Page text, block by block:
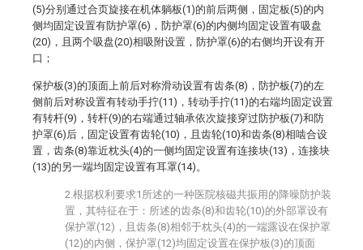
(5)分别通过合页旋接在机体躺板(1)的前后两侧，固定板(5)的内
侧均固定设置有防护罩(6)，防护罩(6)的内侧均固定设置有吸盘
(20)，且两个吸盘(20)相吸附设置，防护罩(6)的右侧均开设有开
口；
保护板(3)的顶面上前后对称滑动设置有齿条(8)，防护板(7)的左
侧前后对称设置有转动手拧(11)，转动手拧(11)的右端均固定设置
有转杆(9)，转杆(9)的右端通过轴承依次旋接穿过防护板(7)和防
护罩(6)后，固定设置有齿轮(10)，且齿轮(10)和齿条(8)相啮合设
置，齿条(8)靠近枕头(4)的一侧均固定设置有连接块(13)，连接块
(13)的另一端均固定设置有耳罩(14)。
2.根据权利要求1所述的一种医院核磁共振用的降噪防护装
置，其特征在于：所述的齿条(8)和齿轮(10)的外部罩设有
保护罩(12)，且齿条(8)相邻于枕头(4)的一端露设在保护罩
(12)的内侧，保护罩(12)均固定设置在保护板(3)的顶面